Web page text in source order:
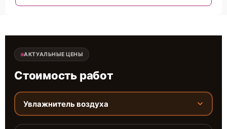
АКТУАЛЬНЫЕ ЦЕНЫ
Стоимость работ
Увлажнитель воздуха